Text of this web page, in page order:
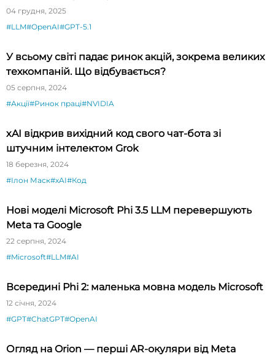
04 грудня, 2025
#LLM#OpenAI#GPT-5.1
У всьому світі падає ринок акцій, зокрема великих
техкомпаній. Що відбувається?
05 серпня, 2024
#Акції#Ринок праці#NVIDIA
xAI відкрив вихідний код свого чат-бота зі
штучним інтелектом Grok
18 березня, 2024
#Ілон Маск#xAI#Код
Нові моделі Microsoft Phi 3.5 LLM перевершують
Meta та Google
22 серпня, 2024
#Microsoft#LLM#AI
Всередині Phi 2: маленька мовна модель Microsoft
12 січня, 2024
#GPT#ChatGPT#OpenAI
Огляд на Orion — перші AR-окуляри від Meta